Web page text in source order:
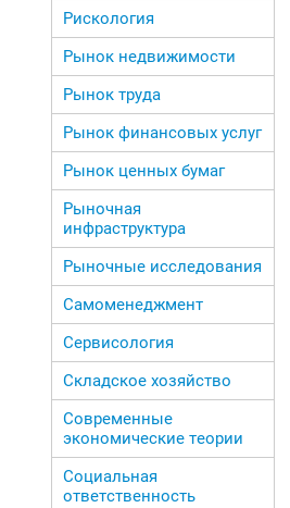
Рискология
Рынок недвижимости
Рынок труда
Рынок финансовых услуг
Рынок ценных бумаг
Рыночная
инфраструктура
Рыночные исследования
Самоменеджмент
Сервисология
Складское хозяйство
Современные
экономические теории
Социальная
ответственность